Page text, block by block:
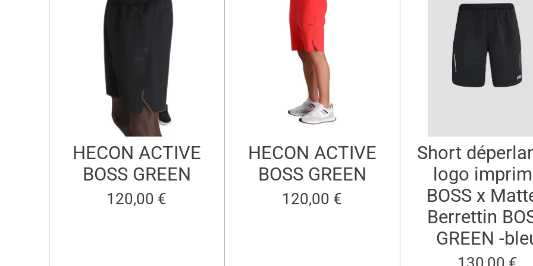
HECON ACTIVE
BOSS GREEN
120,00 €
HECON ACTIVE
BOSS GREEN
120,00 €
Short
logo
BOSS x
Berrettin
GREEN -